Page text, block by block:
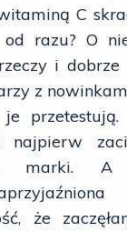
C
razu? O
i dobrze
z
najpierw
marki. A
że